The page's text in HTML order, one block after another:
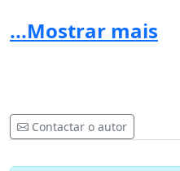
excelência nos
promover melhoria e
internacional atingido até o
Não somos nós,
...Mostrar mais
Contactar o autor